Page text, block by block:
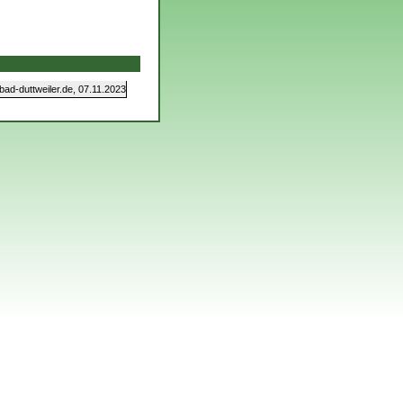
duttweiler.de, 07.11.2023